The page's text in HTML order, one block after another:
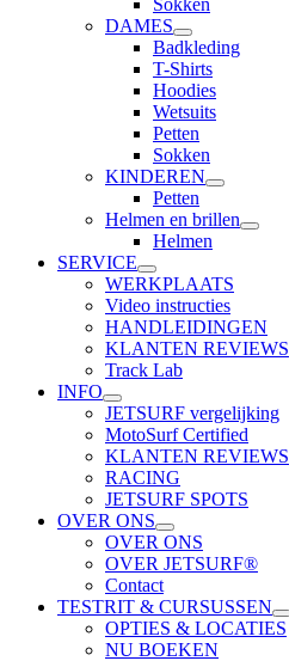
Sokken
DAMES
Badkleding
T-Shirts
Hoodies
Wetsuits
Petten
Sokken
KINDEREN
Petten
Helmen en brillen
Helmen
SERVICE
WERKPLAATS
Video instructies
HANDLEIDINGEN
KLANTEN REVIEWS
Track Lab
INFO
JETSURF vergelijking
MotoSurf Certified
KLANTEN REVIEWS
RACING
JETSURF SPOTS
OVER ONS
OVER ONS
OVER JETSURF®
Contact
TESTRIT & CURSUSSEN
OPTIES & LOCATIES
NU BOEKEN